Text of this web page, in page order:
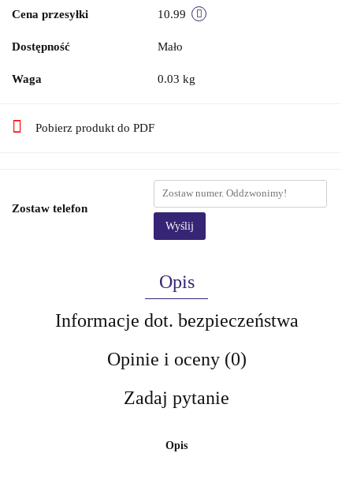
Cena przesyłki 10.99
Dostępność Mało
Waga 0.03 kg
Pobierz produkt do PDF
Zostaw telefon
Wyślij
Opis
Informacje dot. bezpieczeństwa
Opinie i oceny (0)
Zadaj pytanie
Opis